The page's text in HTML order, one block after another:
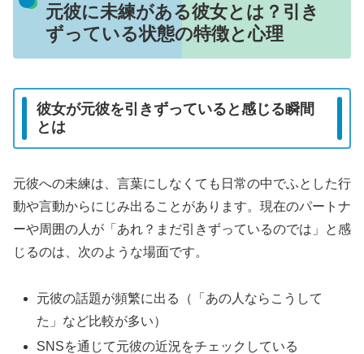
元彼に未練がある彼女とは？引き
ずっている状態の特徴と心理
彼女が元彼を引きずっていると感じる瞬間
とは
元彼への未練は、言葉にしなくても日常の中でふとした行
動や言動からにじみ出ることがあります。現在のパートナ
ーや周囲の人が「あれ？まだ引きずっているのでは」と感
じるのは、次のような場面です。
元彼の話題が頻繁に出る（「あの人ならこうして
た」など比較が多い）
SNSを通じて元彼の近況をチェックしている